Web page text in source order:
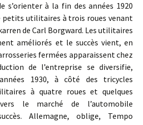
s’orienter à la fin des années 1920
petits utilitaires à trois roues venant
de Carl Borgward. Les utilitaires
améliorés et le succès vient, en
fermées apparaissent chez
de l’entreprise se diversifie,
1930, à côté des tricycles
à quatre roues et quelques
le marché de l’automobile
Allemagne, oblige, Tempo